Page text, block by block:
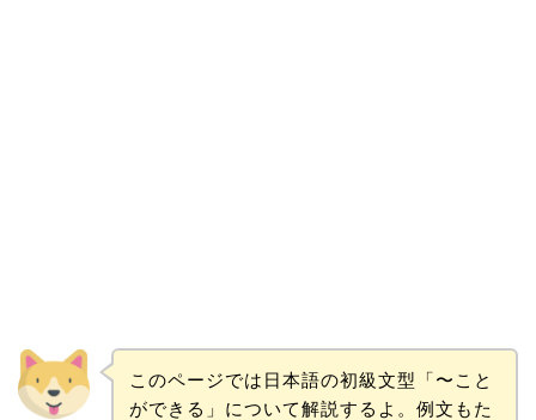
このページでは日本語の初級文型「〜こと
ができる」について解説するよ。例文もた